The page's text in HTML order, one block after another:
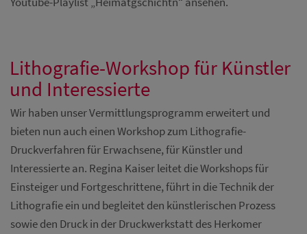
Lithografie-Workshop für Künstler
und Interessierte
Wir haben unser Vermittlungsprogramm erweitert und
bieten nun auch einen Workshop zum Lithografie-
Druckverfahren für Erwachsene, für Künstler und
Interessierte an. Regina Kaiser leitet die Workshops für
Einsteiger und Fortgeschrittene, führt in die Technik der
Lithografie ein und begleitet den künstlerischen Prozess
sowie den Druck in der Druckwerkstatt des Herkomer